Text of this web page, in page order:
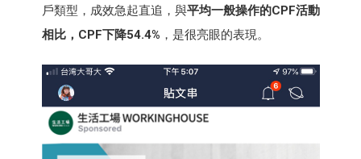
戶類型，成效急起直追，與平均一般操作的CPF活動
相比，CPF下降54.4% ，是很亮眼的表現。